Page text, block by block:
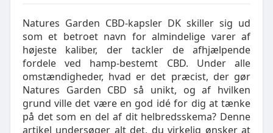
Natures Garden CBD-kapsler DK skiller sig ud
som et betroet navn for almindelige varer af
højeste kaliber, der tackler de afhjælpende
fordele ved hamp-bestemt CBD. Under alle
omstændigheder, hvad er det præcist, der gør
Natures Garden CBD så unikt, og af hvilken
grund ville det være en god idé for dig at tænke
på det som en del af dit helbredsskema? Denne
artikel undersøger alt det, du virkelig ønsker at